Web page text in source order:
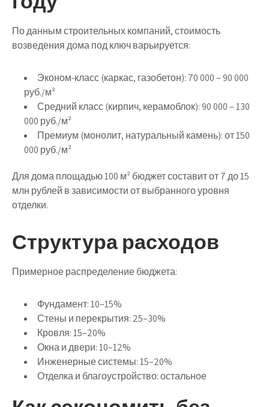
По данным строительных компаний, стоимость
возведения дома под ключ варьируется:
Эконом-класс (каркас, газобетон): 70 000 – 90 000
руб./м²
Средний класс (кирпич, керамоблок):90 000 – 130
000 руб./м²
Премиум (монолит, натуральный камень):от 150
000 руб./м²
Для дома площадью 100 м² бюджет составит от 7 до 15
млн рублей в зависимости от выбранного уровня
отделки.
Структура расходов
Примерное распределение бюджета:
Фундамент:10–15%
Стены и перекрытия: 25–30%
Кровля:15–20%
Окна и двери:10–12%
Инженерные системы:15–20%
Отделка и благоустройство:остальное